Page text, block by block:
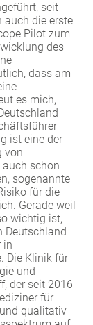
seit
auch die erste
Pilot zum
des
dass am
es mich,
ist eine der
von
auch schon
sogenannte
für die
Gerade weil
wichtig ist,
Deutschland
in
Die Klinik für
und
der seit 2016
für
qualitativ